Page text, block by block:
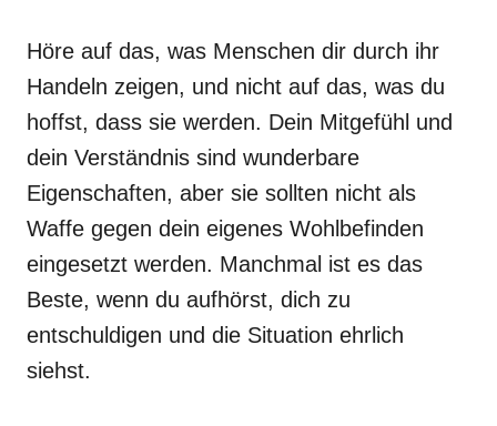
Höre auf das, was Menschen dir durch ihr
Handeln zeigen, und nicht auf das, was du
hoffst, dass sie werden. Dein Mitgefühl und
dein Verständnis sind wunderbare
Eigenschaften, aber sie sollten nicht als
Waffe gegen dein eigenes Wohlbefinden
eingesetzt werden. Manchmal ist es das
Beste, wenn du aufhörst, dich zu
entschuldigen und die Situation ehrlich
siehst.